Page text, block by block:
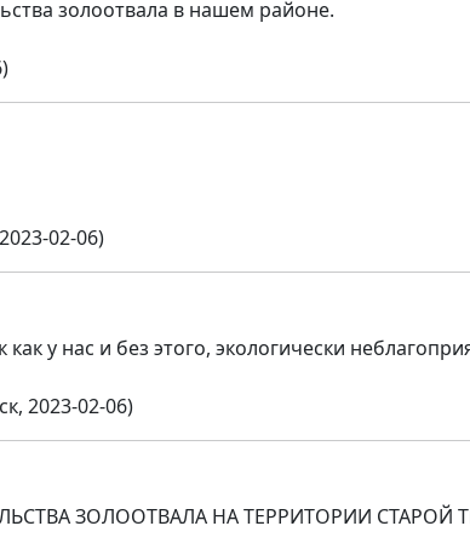
золоотвала в нашем районе.
02-06)
у нас и без этого, экологически
2023-02-06)
ЗОЛООТВАЛА НА ТЕРРИТОРИИ